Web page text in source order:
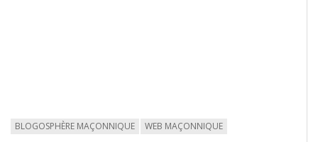
BLOGOSPHÈRE MAÇONNIQUE WEB MAÇONNIQUE